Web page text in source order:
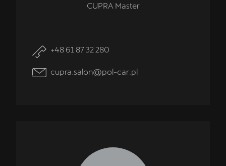
CUPRA Master
+48 61 87 32 280
cupra.salon@pol-car.pl